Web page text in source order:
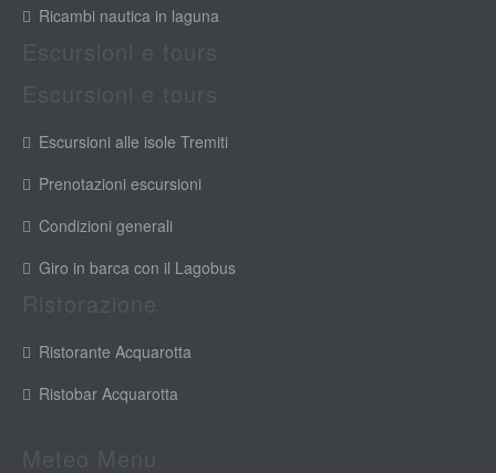
Ricambi nautica in laguna
Escursioni alle isole Tremiti
Prenotazioni escursioni
Condizioni generali
Giro in barca con il Lagobus
Ristorante Acquarotta
Ristobar Acquarotta